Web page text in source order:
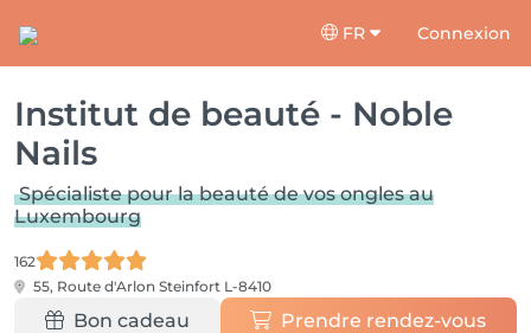
FR Connexion
Institut de beauté - Noble
Nails
Spécialiste pour la beauté de vos ongles au
Luxembourg
162
55, Route d'Arlon Steinfort L-8410
Bon cadeau Prendre rendez-vous